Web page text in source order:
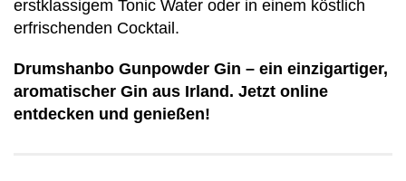
erstklassigem Tonic Water oder in einem köstlich
erfrischenden Cocktail.
Drumshanbo Gunpowder Gin – ein einzigartiger,
aromatischer Gin aus Irland. Jetzt online
entdecken und genießen!